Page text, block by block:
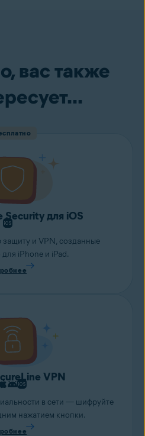
вас также
Security для iOS
и VPN, созданные
iPhone и iPad.
VPN
в сети — шифруйте
нажатием кнопки.